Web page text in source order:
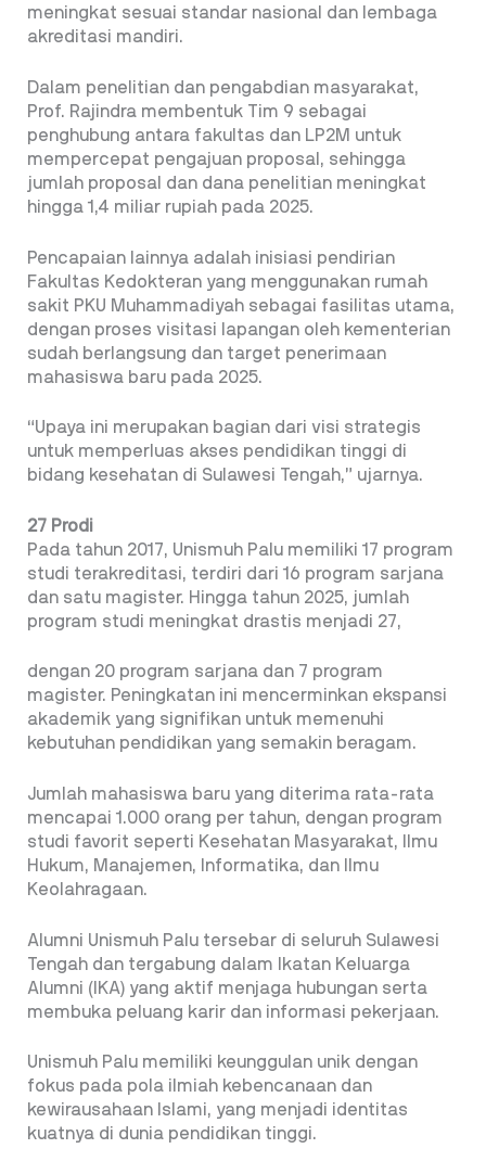
meningkat sesuai standar nasional dan lembaga
akreditasi mandiri.
Dalam penelitian dan pengabdian masyarakat,
Prof. Rajindra membentuk Tim 9 sebagai
penghubung antara fakultas dan LP2M untuk
mempercepat pengajuan proposal, sehingga
jumlah proposal dan dana penelitian meningkat
hingga 1,4 miliar rupiah pada 2025.
Pencapaian lainnya adalah inisiasi pendirian
Fakultas Kedokteran yang menggunakan rumah
sakit PKU Muhammadiyah sebagai fasilitas utama,
dengan proses visitasi lapangan oleh kementerian
sudah berlangsung dan target penerimaan
mahasiswa baru pada 2025.
“Upaya ini merupakan bagian dari visi strategis
untuk memperluas akses pendidikan tinggi di
bidang kesehatan di Sulawesi Tengah,” ujarnya.
27 Prodi
Pada tahun 2017, Unismuh Palu memiliki 17 program
studi terakreditasi, terdiri dari 16 program sarjana
dan satu magister. Hingga tahun 2025, jumlah
program studi meningkat drastis menjadi 27,
dengan 20 program sarjana dan 7 program
magister. Peningkatan ini mencerminkan ekspansi
akademik yang signifikan untuk memenuhi
kebutuhan pendidikan yang semakin beragam.
Jumlah mahasiswa baru yang diterima rata-rata
mencapai 1.000 orang per tahun, dengan program
studi favorit seperti Kesehatan Masyarakat, Ilmu
Hukum, Manajemen, Informatika, dan Ilmu
Keolahragaan.
Alumni Unismuh Palu tersebar di seluruh Sulawesi
Tengah dan tergabung dalam Ikatan Keluarga
Alumni (IKA) yang aktif menjaga hubungan serta
membuka peluang karir dan informasi pekerjaan.
Unismuh Palu memiliki keunggulan unik dengan
fokus pada pola ilmiah kebencanaan dan
kewirausahaan Islami, yang menjadi identitas
kuatnya di dunia pendidikan tinggi.